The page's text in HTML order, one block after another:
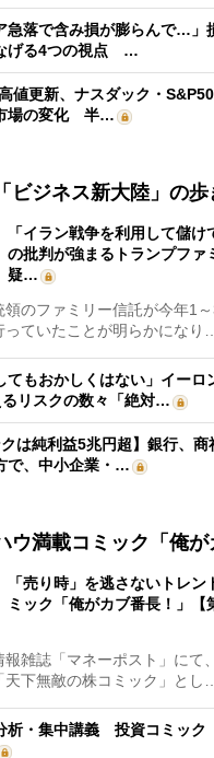
急落で含み損が膨らんで…」
げる4つの視点 …
高値更新、ナスダック・
場の変化 半…
ビジネス新大陸」の歩
「イラン戦争を利用して儲
の批判が強まるトランプファ
疑…
のファミリー信託が今年1
ていたことが明らかになり…
てもおかしくはない」イー
るリスクの数々「絶対…
クは純利益5兆円超】銀行、
で、中小企業・…
ウ満載コミック「俺が
「売り時」を逃さないトレ
ミック「俺がカブ番長！」【
雑誌「マネーポスト」にて
下無敵の株コミック」とし…
析・集中講義 投資コミック